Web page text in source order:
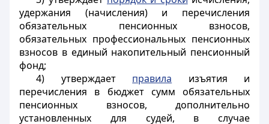
удержания (начисления) и перечисления
обязательных пенсионных взносов,
обязательных профессиональных пенсионных
взносов в единый накопительный пенсионный
фонд;
4) утверждает правила изъятия и
перечисления в бюджет сумм обязательных
пенсионных взносов, дополнительно
установленных для судей, в случае